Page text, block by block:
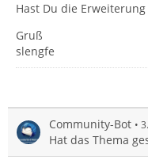
Hast Du die
Gruß
slengfe
Community-Bot
Hat das Thema